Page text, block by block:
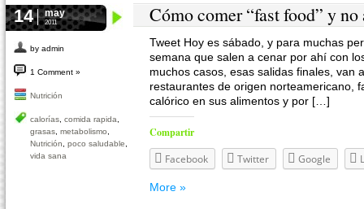
14 may
2011
by admin
1 Comment »
Nutrición
calorías comida rapida
grasas metabolismo
Nutrición
poco saludable
vida sana
Cómo comer “fast food” y
Tweet Hoy es sábado, y para muchas
semana que salen a cenar por ahí con
muchos casos, esas salidas finales, van
restaurantes de origen norteamericano,
calórico en sus alimentos y por […]
Compartir
Facebook
Twitter Google
More »